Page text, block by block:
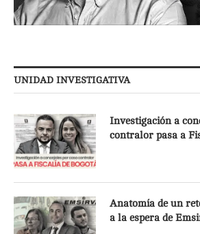
UNIDAD INVESTIGATIVA
Investigación a
contralor pasa a
Anatomía de un
a la espera de